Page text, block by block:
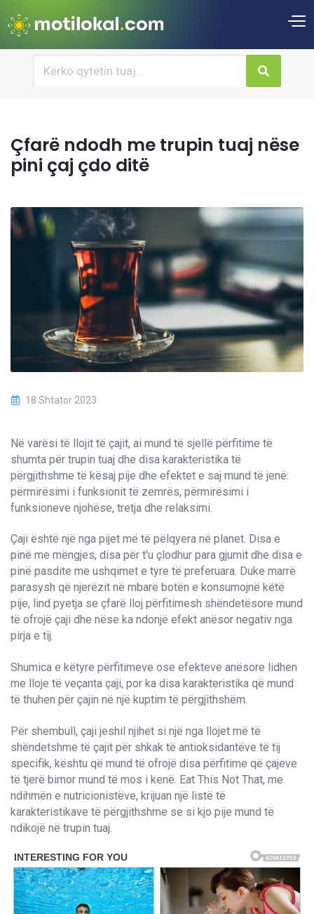
Çfarë ndodh me trupin tuaj nëse
pini çaj çdo ditë
18 Shtator 2023
Në varësi të llojit të çajit, ai mund të sjellë përfitime të
shumta për trupin tuaj dhe disa karakteristika të
përgjithshme të kësaj pije dhe efektet e saj mund të jenë:
përmirësimi i funksionit të zemrës, përmirësimi i
funksioneve njohëse, tretja dhe relaksimi.
Çaji është një nga pijet më të pëlqyera në planet. Disa e
pinë me mëngjes, disa për t'u çlodhur para gjumit dhe disa e
pinë pasdite me ushqimet e tyre të preferuara. Duke marrë
parasysh që njerëzit në mbarë botën e konsumojnë këtë
pije, lind pyetja se çfarë lloj përfitimesh shëndetësore mund
të ofrojë çaji dhe nëse ka ndonjë efekt anësor negativ nga
pirja e tij.
Shumica e këtyre përfitimeve ose efekteve anësore lidhen
me lloje të veçanta çaji, por ka disa karakteristika që mund
të thuhen për çajin në një kuptim të përgjithshëm.
Për shembull, çaji jeshil njihet si një nga llojet më të
shëndetshme të çajit për shkak të antioksidantëve të tij
specifik, kështu që mund të ofrojë disa përfitime që çajeve
të tjerë bimor mund të mos i kenë. Eat This Not That, me
ndihmën e nutricionistëve, krijuan një listë të
karakteristikave të përgjithshme se si kjo pije mund të
ndikojë në trupin tuaj.